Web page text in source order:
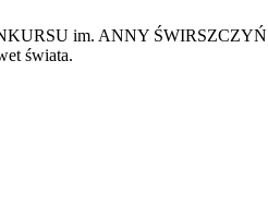
im. ANNY
świata.